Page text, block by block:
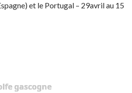
et le Portugal – 29avril au 15
gascogne